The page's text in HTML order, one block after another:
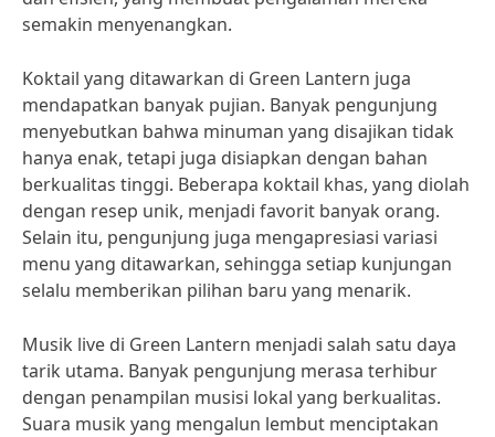
semakin menyenangkan.
Koktail yang ditawarkan di Green Lantern juga
mendapatkan banyak pujian. Banyak pengunjung
menyebutkan bahwa minuman yang disajikan tidak
hanya enak, tetapi juga disiapkan dengan bahan
berkualitas tinggi. Beberapa koktail khas, yang diolah
dengan resep unik, menjadi favorit banyak orang.
Selain itu, pengunjung juga mengapresiasi variasi
menu yang ditawarkan, sehingga setiap kunjungan
selalu memberikan pilihan baru yang menarik.
Musik live di Green Lantern menjadi salah satu daya
tarik utama. Banyak pengunjung merasa terhibur
dengan penampilan musisi lokal yang berkualitas.
Suara musik yang mengalun lembut menciptakan